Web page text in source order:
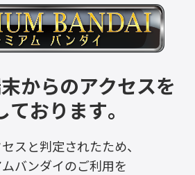
からのアクセスを
ております。
スと判定されたため、
バンダイのご利用を